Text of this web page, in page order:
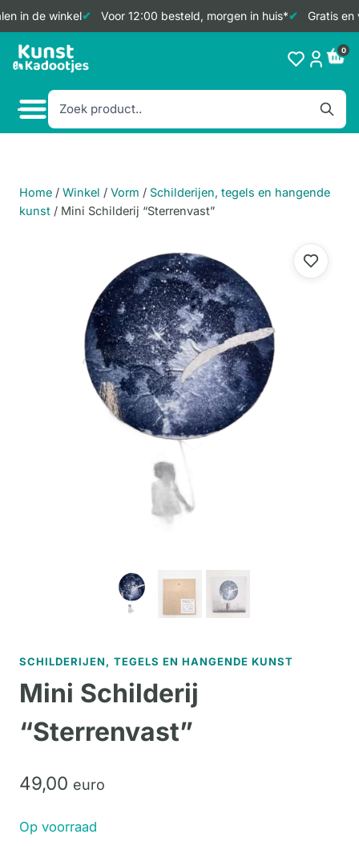
in de winkel Voor 12:00 besteld, morgen in huis* Gratis en
Doorgaan
naar
0
Home / Winkel / Vorm / Schilderijen, tegels en hangende
kunst / Mini Schilderij “Sterrenvast”
SCHILDERIJEN, TEGELS EN HANGENDE KUNST
Mini Schilderij
“Sterrenvast”
49,00 euro
Op voorraad